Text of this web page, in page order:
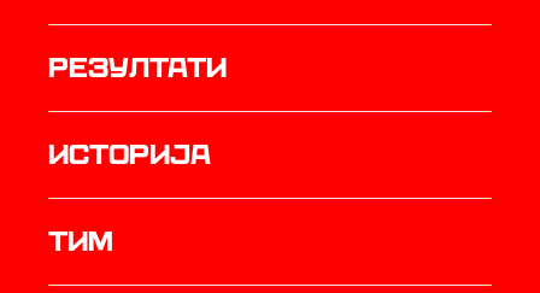
резултати
историја
ТИМ